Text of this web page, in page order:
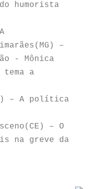
humorista
–
- Mônica
a
– A política
– O
na greve da